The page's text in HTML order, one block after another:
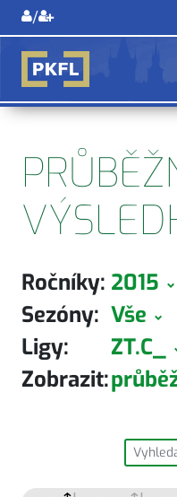
/
2015
Ročníky:
Vše
Sezóny:
ZT.C_
Ligy:
Zobrazit: